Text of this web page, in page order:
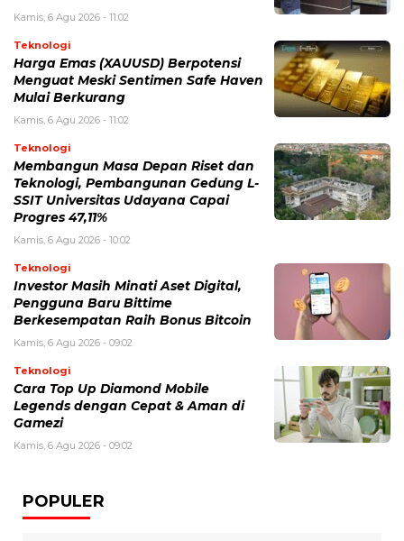
Kamis, 6 Agu 2026 - 11:02
Teknologi
Harga Emas (XAUUSD) Berpotensi
Menguat Meski Sentimen Safe Haven
Mulai Berkurang
Kamis, 6 Agu 2026 - 11:02
Teknologi
Membangun Masa Depan Riset dan
Teknologi, Pembangunan Gedung L-
SSIT Universitas Udayana Capai
Progres 47,11%
Kamis, 6 Agu 2026 - 10:02
Teknologi
Investor Masih Minati Aset Digital,
Pengguna Baru Bittime
Berkesempatan Raih Bonus Bitcoin
Kamis, 6 Agu 2026 - 09:02
Teknologi
Cara Top Up Diamond Mobile
Legends dengan Cepat & Aman di
Gamezi
Kamis, 6 Agu 2026 - 09:02
POPULER